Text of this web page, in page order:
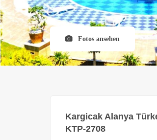
Fotos ansehen
Kargicak Alanya
KTP-2708